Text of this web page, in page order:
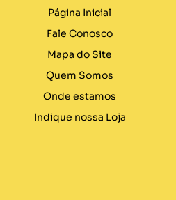
Página Inicial
Fale Conosco
Mapa do Site
Quem Somos
Onde estamos
Indique nossa Loja